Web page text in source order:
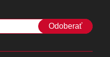
Odoberať